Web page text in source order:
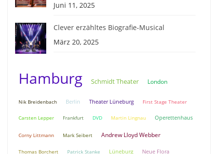
Juni 11, 2025
Clever erzähltes Biografie-Musical
März 20, 2025
Hamburg Schmidt Theater London
Nik Breidenbach Berlin Theater Lüneburg First Stage Theater
Carsten Lepper Frankfurt DVD Martin Lingnau Operettenhaus
Corny Littmann Mark Seibert Andrew Lloyd Webber
Thomas Borchert Patrick Stanke Lüneburg Neue Flora